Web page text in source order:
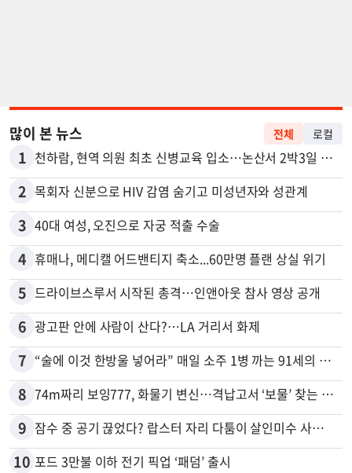
많이 본 뉴스 전체 로컬
1 천하람, 현역 의원 최초 신병교육 입소…논산서 2박3일 생활
2 목회자 신분으로 HIV 감염 숨기고 미성년자와 성관계
3 40대 여성, 오진으로 자궁 적출 수술
4 휴매나, 메디캘 어드밴티지 축소...60만명 플랜 상실 위기
5 드라이브스루서 시작된 총격…인앤아웃 참사 영상 공개
6 광고판 안에 사람이 산다?…LA 거리서 화제
7 “술에 이것 한방울 넣어라” 매일 소주 1병 까는 91세의 철칙
8 74m짜리 보잉777, 화물기 변신…격납고서 ‘보물’ 찾는 인천공항
9 잠수 중 공기 끊었다? 랍스터 자리 다툼이 살인미수 사건으로
10 포드 3만불 이하 전기 픽업 ‘패덤’ 출시